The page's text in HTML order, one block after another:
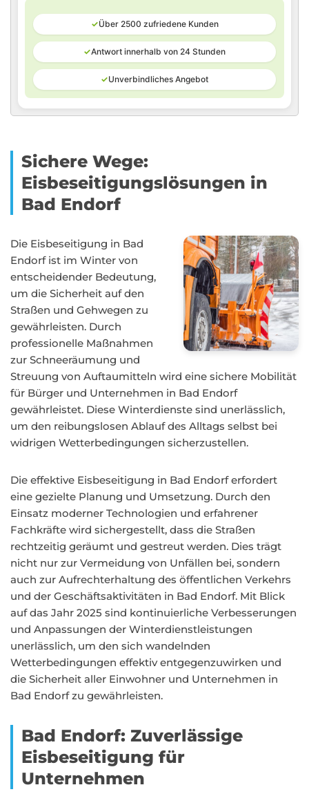
✓Über 2500 zufriedene Kunden
✓Antwort innerhalb von 24 Stunden
✓Unverbindliches Angebot
Sichere Wege:
Eisbeseitigungslösungen in
Bad Endorf
Die Eisbeseitigung in Bad
Endorf ist im Winter von
entscheidender Bedeutung,
um die Sicherheit auf den
Straßen und Gehwegen zu
gewährleisten. Durch
professionelle Maßnahmen
zur Schneeräumung und
Streuung von Auftaumitteln wird eine sichere Mobilität
für Bürger und Unternehmen in Bad Endorf
gewährleistet. Diese Winterdienste sind unerlässlich,
um den reibungslosen Ablauf des Alltags selbst bei
widrigen Wetterbedingungen sicherzustellen.
Die effektive Eisbeseitigung in Bad Endorf erfordert
eine gezielte Planung und Umsetzung. Durch den
Einsatz moderner Technologien und erfahrener
Fachkräfte wird sichergestellt, dass die Straßen
rechtzeitig geräumt und gestreut werden. Dies trägt
nicht nur zur Vermeidung von Unfällen bei, sondern
auch zur Aufrechterhaltung des öffentlichen Verkehrs
und der Geschäftsaktivitäten in Bad Endorf. Mit Blick
auf das Jahr 2025 sind kontinuierliche Verbesserungen
und Anpassungen der Winterdienstleistungen
unerlässlich, um den sich wandelnden
Wetterbedingungen effektiv entgegenzuwirken und
die Sicherheit aller Einwohner und Unternehmen in
Bad Endorf zu gewährleisten.
Bad Endorf: Zuverlässige
Eisbeseitigung für
Unternehmen